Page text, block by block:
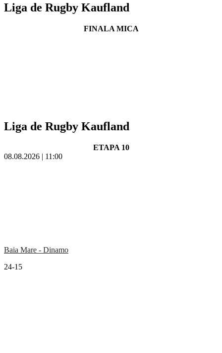
Liga de Rugby Kaufland
FINALA MICA
Liga de Rugby Kaufland
ETAPA 10
08.08.2026 | 11:00
Baia Mare - Dinamo
24-15